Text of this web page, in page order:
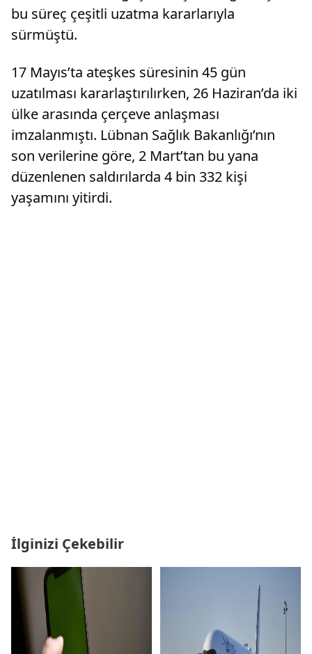
bu süreç çeşitli uzatma kararlarıyla
sürmüştü.
17 Mayıs’ta ateşkes süresinin 45 gün
uzatılması kararlaştırılırken, 26 Haziran’da iki
ülke arasında çerçeve anlaşması
imzalanmıştı. Lübnan Sağlık Bakanlığı’nın
son verilerine göre, 2 Mart’tan bu yana
düzenlenen saldırılarda 4 bin 332 kişi
yaşamını yitirdi.
İlginizi Çekebilir